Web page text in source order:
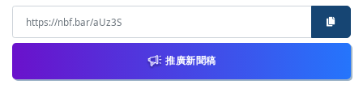
推廣新聞稿